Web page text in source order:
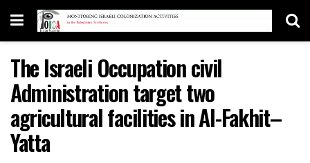
The Israeli Occupation civil
Administration target two
agricultural facilities in Al-Fakhit–
Yatta